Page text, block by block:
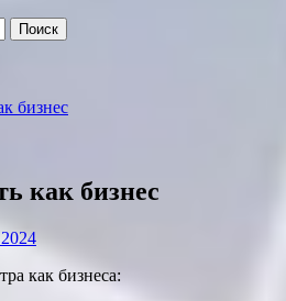
бизнес
как бизнес
как бизнеса: